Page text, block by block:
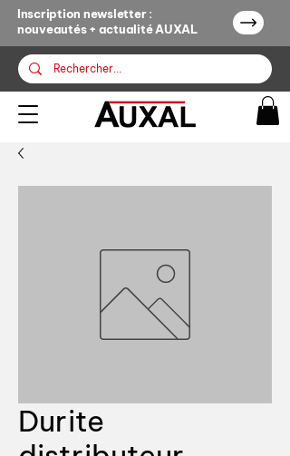
Inscription newsletter :
nouveautés + actualité AUXAL
Durite